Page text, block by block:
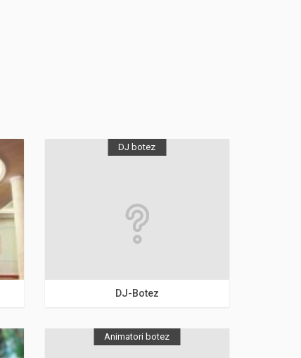
DJ botez
Bucuresti
DJ-Botez
Animatori botez